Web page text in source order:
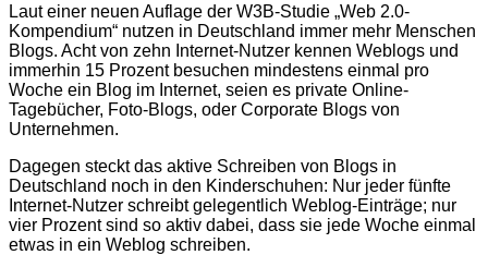
Laut einer neuen Auflage der W3B-Studie „Web 2.0-
Kompendium“ nutzen in Deutschland immer mehr Menschen
Blogs. Acht von zehn Internet-Nutzer kennen Weblogs und
immerhin 15 Prozent besuchen mindestens einmal pro
Woche ein Blog im Internet, seien es private Online-
Tagebücher, Foto-Blogs, oder Corporate Blogs von
Unternehmen.
Dagegen steckt das aktive Schreiben von Blogs in
Deutschland noch in den Kinderschuhen: Nur jeder fünfte
Internet-Nutzer schreibt gelegentlich Weblog-Einträge; nur
vier Prozent sind so aktiv dabei, dass sie jede Woche einmal
etwas in ein Weblog schreiben.